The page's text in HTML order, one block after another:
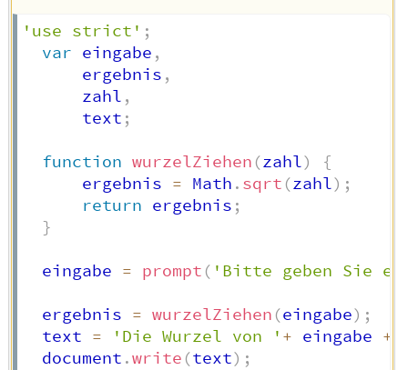
'use strict' ;
var eingabe ,
      ergebnis
,
      zahl
,
      text
;
function wurzelZiehen (zahl)
{
      ergebnis
= Math . sqrt (zahl) ;
return ergebnis ;
}
  eingabe
= prompt ( 'Bitte geben Sie
  ergebnis
= wurzelZiehen (eingabe) ;
  text
= 'Die Wurzel von ' + eingabe +
  document
.write (text) ;